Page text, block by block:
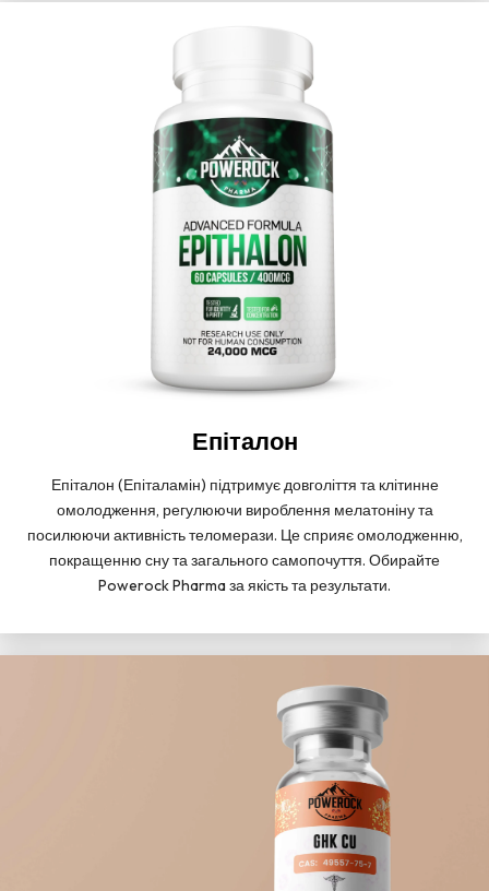
Епіталон
Епіталон (Епіталамін) підтримує довголіття та клітинне
омолодження, регулюючи вироблення мелатоніну та
посилюючи активність теломерази. Це сприяє омолодженню,
покращенню сну та загального самопочуття. Обирайте
Powerock Pharma за якість та результати.